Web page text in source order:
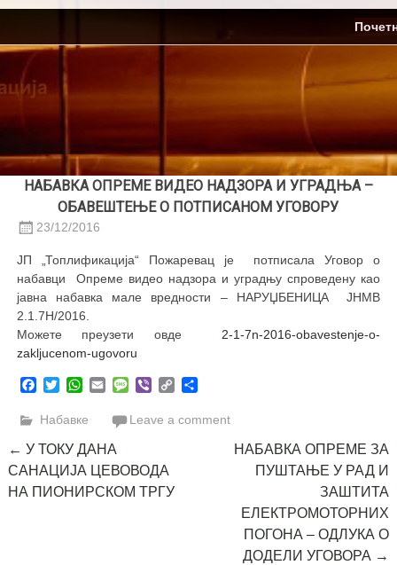
Skip
content
НАБАВКА ОПРЕМЕ ВИДЕО НАДЗОРА И УГРАДЊА –
ОБАВЕШТЕЊЕ О ПОТПИСАНОМ УГОВОРУ
23/12/2016
ЈП „Топлификација“ Пожаревац је потписала Уговор о
набавци Опреме видео надзора и уградњу спроведену као
јавна набавка мале вредности – НАРУЏБЕНИЦА ЈНМВ
2.1.7Н/2016.
Можете преузети овде 2-1-7n-2016-obavestenje-o-
zakljucenom-ugovoru
Facebook
TwitterWhatsApp
EmailMessage
ViberCopy
Набавке Leave a comment
Post
navigation
← У ТОКУ ДАНА
САНАЦИЈА ЦЕВОВОДА
НА ПИОНИРСКОМ ТРГУ
НАБАВКА ОПРЕМЕ ЗА
ПУШТАЊЕ У РАД И
ЗАШТИТА
ЕЛЕКТРОМОТОРНИХ
ПОГОНА – ОДЛУКА О
ДОДЕЛИ УГОВОРА →